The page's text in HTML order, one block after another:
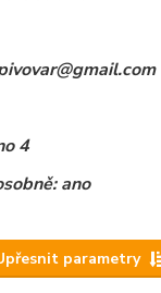
4
ano
parametry